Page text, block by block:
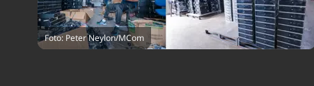
Foto: Peter Neylon/MCom